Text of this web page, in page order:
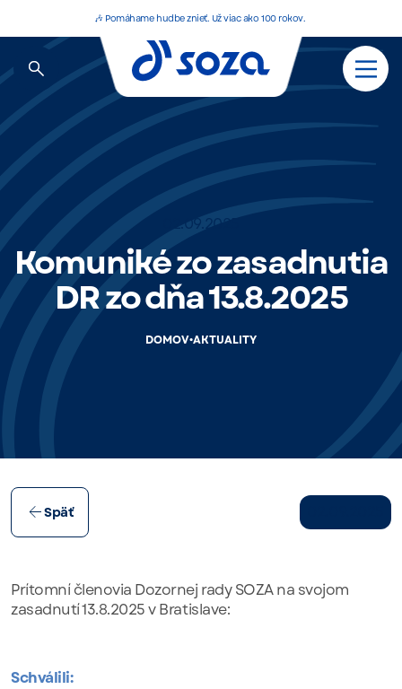
🎶 Pomáhame hudbe znieť. Už viac ako 100 rokov.
02.09.2025
Komuniké zo zasadnutia
DR zo dňa 13.8.2025
DOMOV•AKTUALITY
Späť
Prítomní členovia Dozornej rady SOZA na svojom
zasadnutí 13.8.2025 v Bratislave:
Schválili: